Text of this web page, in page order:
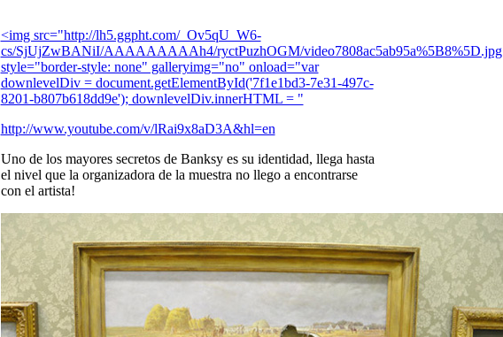
<img src="http://lh5.ggpht.com/_Ov5qU_W6-
cs/SjUjZwBANiI/AAAAAAAAAh4/ryctPuzhOGM/video7808ac5ab95a%5B8%5D.jpg
style="border-style: none" galleryimg="no" onload="var
downlevelDiv = document.getElementById('7f1e1bd3-7e31-497c-
8201-b807b618dd9e'); downlevelDiv.innerHTML = "
http://www.youtube.com/v/lRai9x8aD3A&hl=en
Uno de los mayores secretos de Banksy es su identidad, llega hasta
el nivel que la organizadora de la muestra no llego a encontrarse
con el artista!